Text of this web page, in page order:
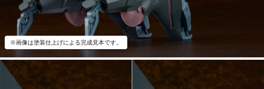
※画像は塗装仕上げによる完成見本です。